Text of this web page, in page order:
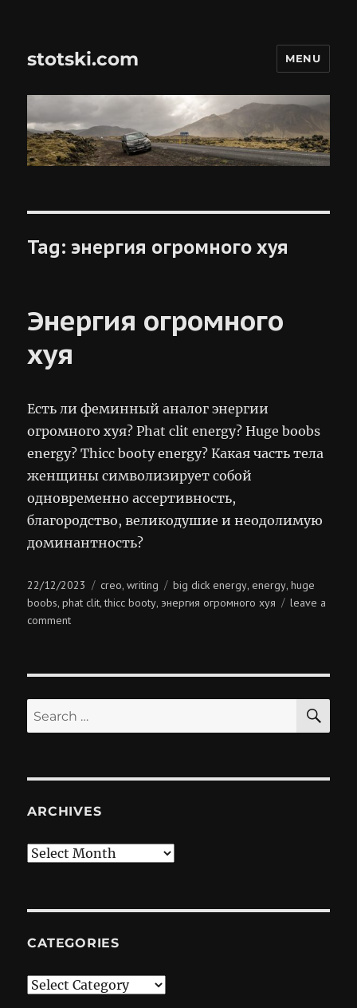
stotski.com MENU
Tag:энергия огромного хуя
Энергия огромного
хуя
Есть ли феминный аналог энергии
огромного хуя? Phat clit energy? Huge boobs
energy? Thicc booty energy? Какая часть тела
женщины символизирует собой
одновременно ассертивность,
благородство, великодушие и неодолимую
доминантность?
Posted
on
22/12/2023 Categories
creo,writing Tags
big dick energy,energy,huge
boobs,phat clit,thicc booty, энергия огромного хуя
leave a
commenton
хуя
Search
for:
ARCHIVES
Archives
CATEGORIES
Categories